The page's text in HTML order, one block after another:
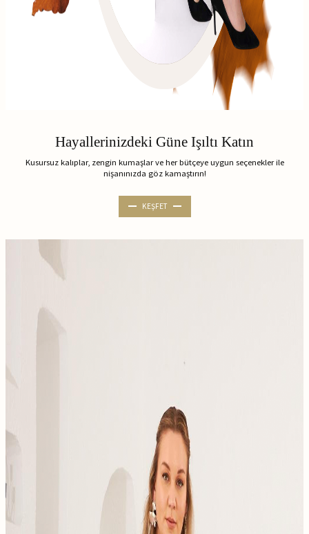
Hayallerinizdeki Güne Işıltı Katın
Kusursuz kalıplar, zengin kumaşlar ve her bütçeye uygun seçenekler ile
nişanınızda göz kamaştırın!
KEŞFET